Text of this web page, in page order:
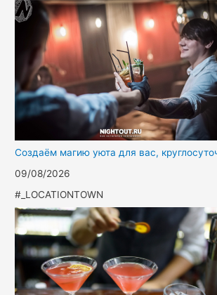
Создаём магию уюта для вас,
09/08/2026
#_LOCATIONTOWN